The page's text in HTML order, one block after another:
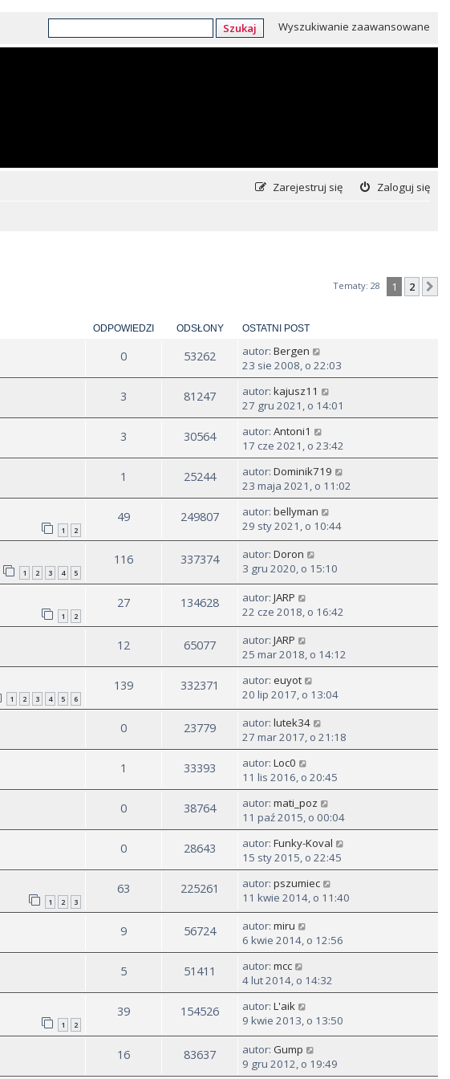
Szukaj Wyszukiwanie zaawansowane
Zaloguj się
Zarejestruj się
Tematy: 28 1 2
ODPOWIEDZI ODSŁONY OSTATNI POST
0 53262 autor: Bergen
23 sie 2008, o 22:03
3 81247 autor: kajusz11
27 gru 2021, o 14:01
3 30564 autor: Antoni1
17 cze 2021, o 23:42
1 25244 autor: Dominik719
23 maja 2021, o 11:02
1 2
49 249807 autor: bellyman
29 sty 2021, o 10:44
1 2 3 4 5
116 337374 autor: Doron
3 gru 2020, o 15:10
1 2
27 134628 autor: JARP
22 cze 2018, o 16:42
12 65077 autor: JARP
25 mar 2018, o 14:12
1 2 3 4 5 6
139 332371 autor: euyot
20 lip 2017, o 13:04
0 23779 autor: lutek34
27 mar 2017, o 21:18
1 33393 autor: Loc0
11 lis 2016, o 20:45
0 38764 autor: mati_poz
11 paź 2015, o 00:04
0 28643 autor: Funky-Koval
15 sty 2015, o 22:45
1 2 3
63 225261 autor: pszumiec
11 kwie 2014, o 11:40
9 56724 autor: miru
6 kwie 2014, o 12:56
5 51411 autor: mcc
4 lut 2014, o 14:32
1 2
39 154526 autor: L'aik
9 kwie 2013, o 13:50
16 83637 autor: Gump
9 gru 2012, o 19:49